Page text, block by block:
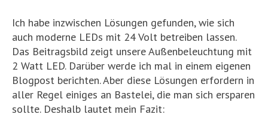
Ich habe inzwischen Lösungen gefunden, wie sich
auch moderne LEDs mit 24 Volt betreiben lassen.
Das Beitragsbild zeigt unsere Außenbeleuchtung mit
2 Watt LED. Darüber werde ich mal in einem eigenen
Blogpost berichten. Aber diese Lösungen erfordern in
aller Regel einiges an Bastelei, die man sich ersparen
sollte. Deshalb lautet mein Fazit: